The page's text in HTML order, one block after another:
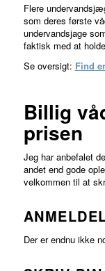
Flere
som deres første
undervandsjage
faktisk med at
Se oversigt: Find
Billig
prisen
Jeg har anbefalet
andet end gode
velkommen til at
Der er endnu ikke